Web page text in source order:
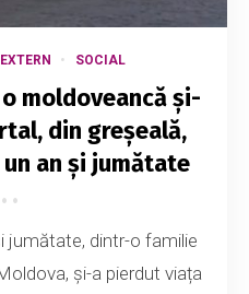
EXTERN SOCIAL
moldoveancă și-
din greșeală,
an și jumătate
jumătate, dintr-o familie
și-a pierdut viața